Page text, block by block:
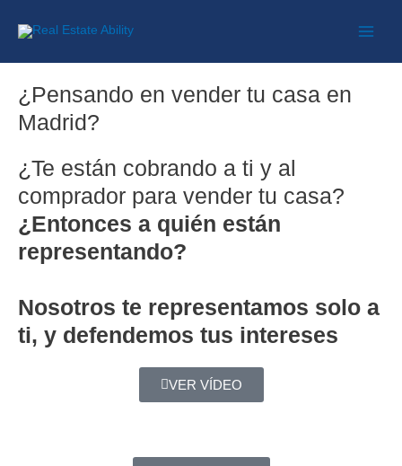
¿Pensando en vender tu casa en
Madrid?
¿Te están cobrando a ti y al
comprador para vender tu casa?
¿Entonces a quién están
representando?
Nosotros te representamos solo a
ti, y defendemos tus intereses
VER VÍDEO